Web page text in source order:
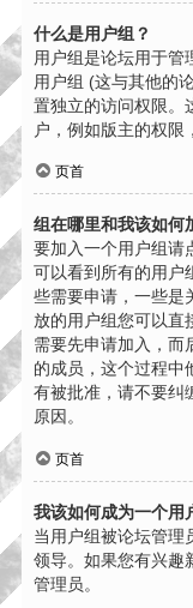
什么是用户组？
用户组是论坛用于管
用户组 (这与其他的
置独立的访问权限。
户，例如版主的权限
页首
组在哪里和我该如何
要加入一个用户组请
可以看到所有的用户
些需要申请，一些是
放的用户组您可以直
需要先申请加入，而
的成员，这个过程中
有被批准，请不要纠
原因。
页首
我该如何成为一个用
当用户组被论坛管理
领导。如果您有兴趣
管理员。